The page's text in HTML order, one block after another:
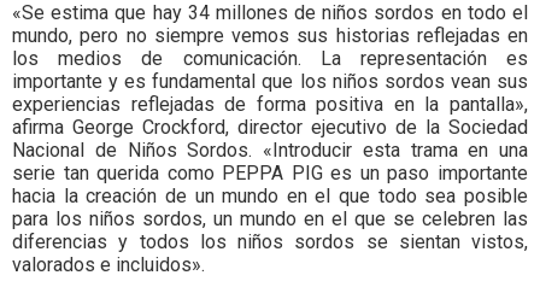
«Se estima que hay 34 millones de niños sordos en todo el
mundo, pero no siempre vemos sus historias reflejadas en
los medios de comunicación. La representación es
importante y es fundamental que los niños sordos vean sus
experiencias reflejadas de forma positiva en la pantalla»,
afirma George Crockford, director ejecutivo de la Sociedad
Nacional de Niños Sordos. «Introducir esta trama en una
serie tan querida como PEPPA PIG es un paso importante
hacia la creación de un mundo en el que todo sea posible
para los niños sordos, un mundo en el que se celebren las
diferencias y todos los niños sordos se sientan vistos,
valorados e incluidos».